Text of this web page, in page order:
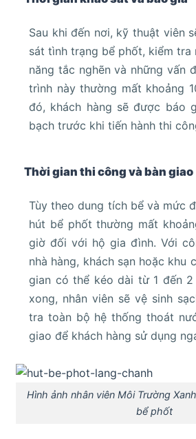
Sau khi đến nơi, kỹ thuật viên
sát tình trạng bể phốt, kiểm tra
năng tắc nghẽn và những vấn
trình này thường mất khoảng
đó, khách hàng sẽ được báo
bạch trước khi tiến hành thi
Thời gian thi công và bàn giao
Tùy theo dung tích bể và mức
hút bể phốt thường mất
giờ đối với hộ gia đình. Với
nhà hàng, khách sạn hoặc khu
gian có thể kéo dài từ 1 đến 2
xong, nhân viên sẽ vệ sinh
tra toàn bộ hệ thống thoát
giao để khách hàng sử dụng
Hình ảnh nhân viên Môi Trường
bể phốt